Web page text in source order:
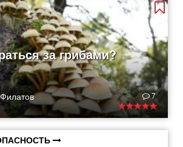
за грибами?
7